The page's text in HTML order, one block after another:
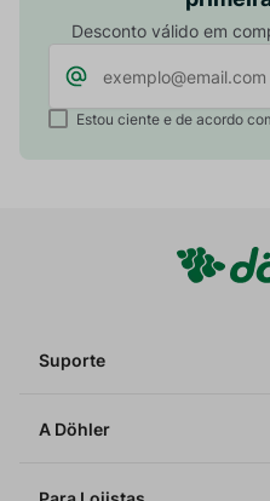
Desconto válido em
Estou ciente e de acordo
Suporte
A Döhler